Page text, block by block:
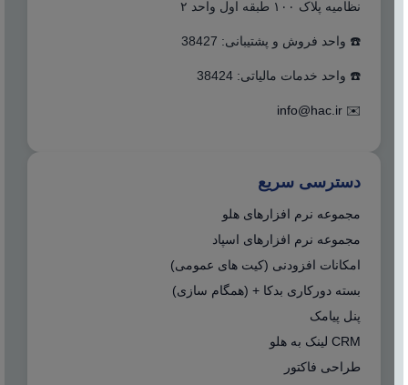
نظامیه پلاک ۱۰۰ طبقه اول واحد ۲
☎️ واحد فروش و پشتیبانی: 38427
☎️ واحد خدمات مالیاتی: 38424
✉️
info@hac.ir
دسترسی سریع
مجموعه نرم افزارهای هلو
مجموعه نرم افزارهای اسپاد
امکانات افزودنی (کیت های عمومی)
بسته دورکاری بدکا + (همگام سازی)
پنل پیامک
CRM لینک به هلو
طراحی فاکتور